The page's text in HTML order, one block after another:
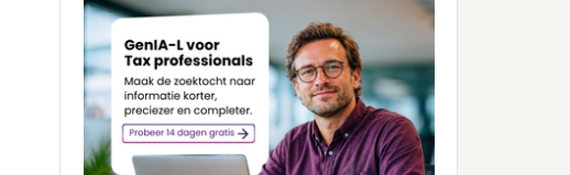
Sidebar